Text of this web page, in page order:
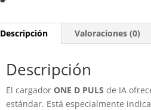
Descripción Valoraciones (0)
Descripción
El cargadorONE D PULS de IA
estándar. Está especialmente